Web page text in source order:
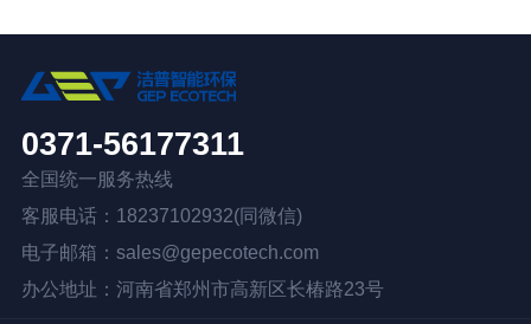
0371-56177311
全国统一服务热线
客服电话：18237102932(同微信)
电子邮箱：sales@gepecotech.com
办公地址：河南省郑州市高新区长椿路23号